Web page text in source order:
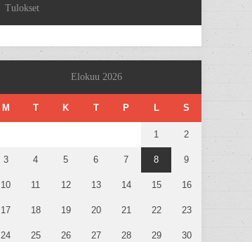
Tulokset
Elokuu 2026
M T K T P L S
1 2
3 4 5 6 7 8 9
10 11 12 13 14 15 16
17 18 19 20 21 22 23
24 25 26 27 28 29 30